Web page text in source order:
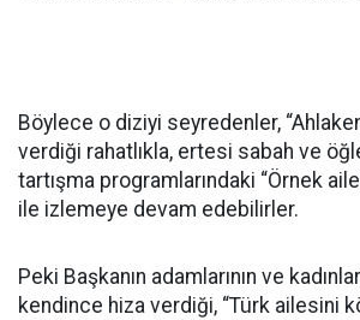
Böylece o diziyi seyredenler,
verdiği rahatlıkla, ertesi sabah ve
tartışma programlarındaki “Örnek
ile izlemeye devam edebilirler.
Peki Başkanın adamlarının ve
kendince hiza verdiği, “Türk ailesini